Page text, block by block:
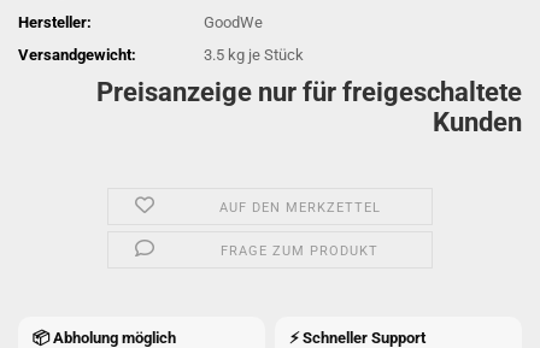
Hersteller:
GoodWe
Versandgewicht:
3.5 kg je Stück
Preisanzeige nur für freigeschaltete
Kunden
AUF DEN MERKZETTEL
FRAGE ZUM PRODUKT
📦 Abholung möglich ⚡ Schneller Support